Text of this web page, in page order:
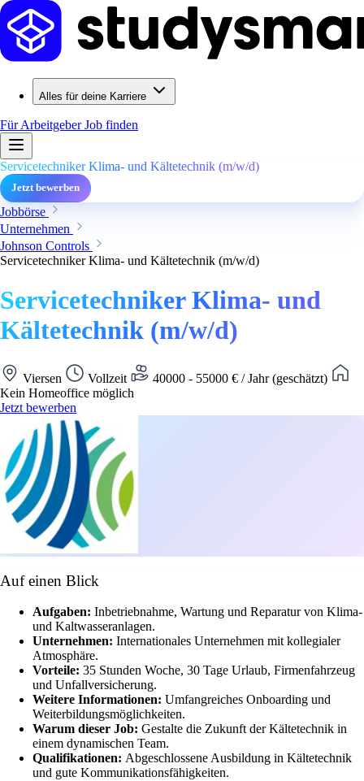
Alles für deine Karriere
Für ArbeitgeberJob finden
Servicetechniker Klima- und Kältetechnik (m/w/d)
Jetzt bewerben
Jobbörse
Unternehmen
Johnson Controls
Servicetechniker Klima- und Kältetechnik (m/w/d)
Servicetechniker Klima- und
Kältetechnik (m/w/d)
Viersen Vollzeit
40000 - 55000 € / Jahr (geschätzt)
Kein Homeoffice möglich
Jetzt bewerben
Auf einen Blick
Aufgaben: Inbetriebnahme, Wartung und Reparatur von Klima-
und Kaltwasseranlagen.
Unternehmen: Internationales Unternehmen mit kollegialer
Atmosphäre.
Vorteile: 35 Stunden Woche, 30 Tage Urlaub, Firmenfahrzeug
und Unfallversicherung.
Weitere Informationen: Umfangreiches Onboarding und
Weiterbildungsmöglichkeiten.
Warum dieser Job: Gestalte die Zukunft der Kältetechnik in
einem dynamischen Team.
Qualifikationen: Abgeschlossene Ausbildung in Kältetechnik
und gute Kommunikationsfähigkeiten.